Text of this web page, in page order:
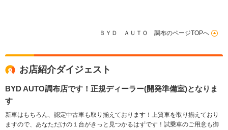
ＢＹＤ ＡＵＴＯ 調布のページTOPへ
お店紹介ダイジェスト
BYD AUTO調布店です！正規ディーラー(開発準備室)となりま
す
新車はもちろん、認定中古車も取り揃えております！上質車を取り揃えており
ますので、あなただけの１台がきっと見つかるはずです！試乗車のご用意も御